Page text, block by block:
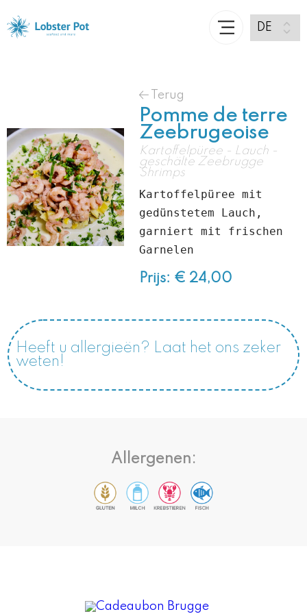
Terug
Pomme de terre
Zeebrugeoise
Kartoffelpüree - Lauch -
geschälte Zeebrugge
Shrimps
Kartoffelpüree mit
gedünstetem Lauch,
garniert mit frischen
Garnelen
Prijs: € 24,00
Heeft u allergieën? Laat het ons zeker
weten!
Allergenen: